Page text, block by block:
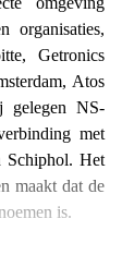
organisaties,
Getronics
Atos
gelegen NS-
met
Schiphol. Het
maakt dat de
is.